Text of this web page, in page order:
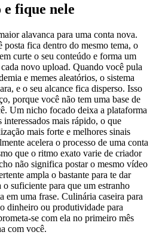
fique nele
alavanca para uma conta nova.
fica dentro do mesmo tema, o
curte o seu conteúdo e forma um
novo upload. Quando você pula
e memes aleatórios, o sistema
e o seu alcance fica disperso. Isso
porque você não tem uma base de
Um nicho focado deixa a plataforma
interessados mais rápido, o que
mais forte e melhores sinais
acelera o processo de uma conta
que o ritmo exato varie de criador
não significa postar o mesmo vídeo
ampla o bastante para te dar
o suficiente para que um estranho
em uma frase. Culinária caseira para
dinheiro ou produtividade para
se com ela no primeiro mês
com você.